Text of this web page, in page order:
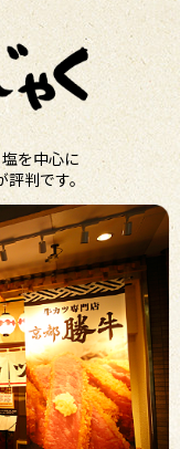
を中心に
判です。